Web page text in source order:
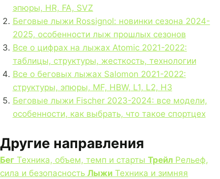
эпюры, HR, FA, SVZ
Беговые лыжи Rossignol: новинки сезона 2024-
2025, особенности лыж прошлых сезонов
Все о цифрах на лыжах Atomic 2021-2022:
таблицы, структуры, жесткость, технологии
Все о беговых лыжах Salomon 2021-2022:
структуры, эпюры, MF, HBW, L1, L2, H3
Беговые лыжи Fischer 2023-2024: все модели,
особенности, как выбрать, что такое спортцех
Другие направления
Бег Техника, объем, темп и старты Трейл Рельеф,
сила и безопасность Лыжи Техника и зимняя